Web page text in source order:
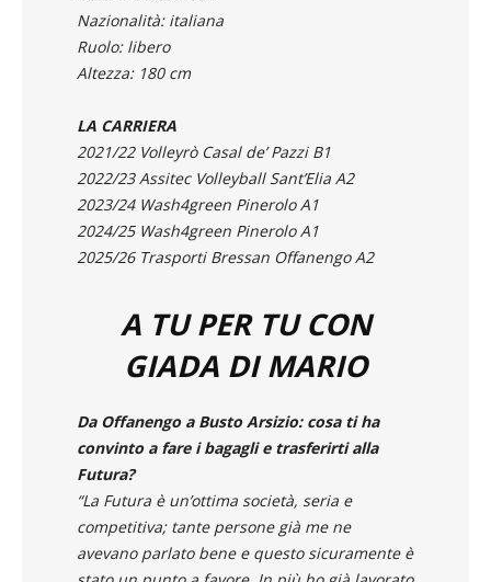
Nata il: 04/09/2004
Nazionalità: italiana
Ruolo: libero
LA CARRIERA
2021/22 Volleyrò Casal de’ Pazzi B1
2022/23 Assitec Volleyball Sant’Elia A2
2023/24 Wash4green Pinerolo A1
2024/25 Wash4green Pinerolo A1
A TU PER TU CON
GIADA DI MARIO
Da Offanengo a Busto Arsizio: cosa ti ha
convinto a fare i bagagli e trasferirti alla
Futura?
“La Futura è un’ottima società, seria e
competitiva; tante persone già me ne
avevano parlato bene e questo sicuramente è